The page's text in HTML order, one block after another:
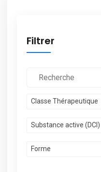
Filtrer
Classe Thérapeutique
Substance active (DCI)
Forme